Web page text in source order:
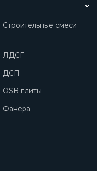
Строительные смеси
ЛДСП
ДСП
OSB плиты
Фанера